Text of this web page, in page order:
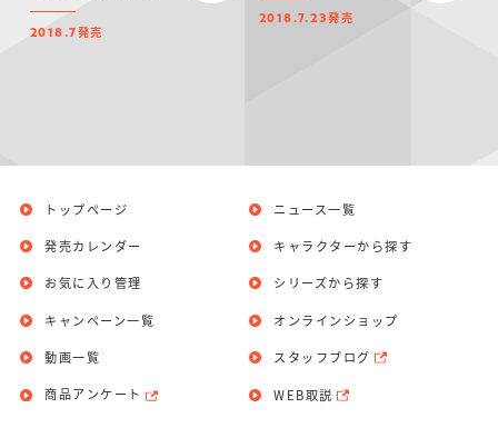
PROJECT R.E.D.・
ポケットモンスター
サンリオキャラクタ
つりグミ SMPシリーズ キャラデコ わ
2018.7発売
2018.7.23発売
トップページ
発売カレンダー
お気に入り管理
ニュース一覧
キャラクターから探す
シリーズから探す
キャンペーン一覧
動画一覧
商品アンケート
オンラインショップ
スタッフブログ
WEB取説